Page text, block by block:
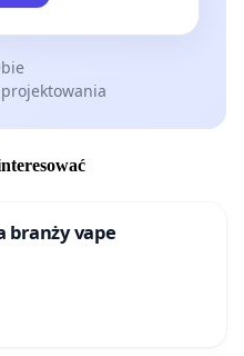
branży vape